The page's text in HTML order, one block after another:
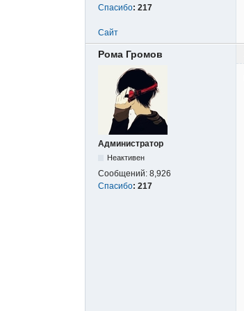
Спасибо: 217
Сайт
Рома Громов
Администратор
Неактивен
Сообщений: 8,926
Спасибо: 217